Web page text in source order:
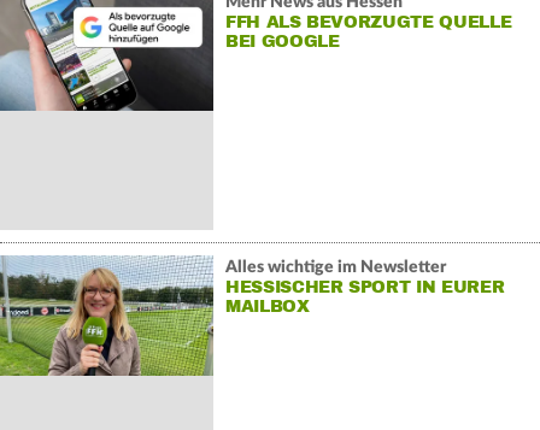
FFH ALS BEVORZUGTE QUELLE
BEI GOOGLE
Alles wichtige im Newsletter
HESSISCHER SPORT IN EURER
MAILBOX